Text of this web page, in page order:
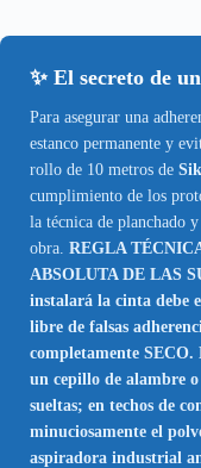
✨ El secreto de
Para asegurar una
estanco permanente y
rollo de 10 metros de
cumplimiento de los
la técnica de planchado
obra. REGLA
ABSOLUTA DE LAS
instalará la cinta debe
libre de falsas
completamente SECO.
un cepillo de alambre o
sueltas; en techos de
minuciosamente el
aspiradora industrial